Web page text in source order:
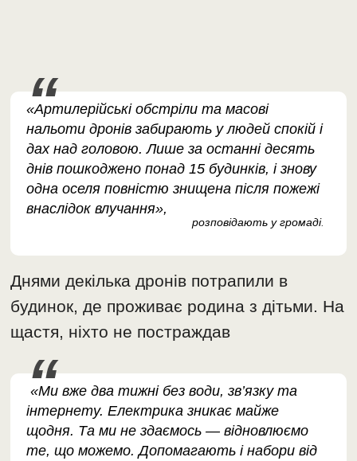
«Артилерійські обстріли та масові
нальоти дронів забирають у людей спокій і
дах над головою. Лише за останні десять
днів пошкоджено понад 15 будинків, і знову
одна оселя повністю знищена після пожежі
внаслідок влучання»,
розповідають у громаді.
Днями декілька дронів потрапили в
будинок, де проживає родина з дітьми. На
щастя, ніхто не постраждав
«Ми вже два тижні без води, зв’язку та
інтернету. Електрика зникає майже
щодня. Та ми не здаємось — відновлюємо
те, що можемо. Допомагають і набори від